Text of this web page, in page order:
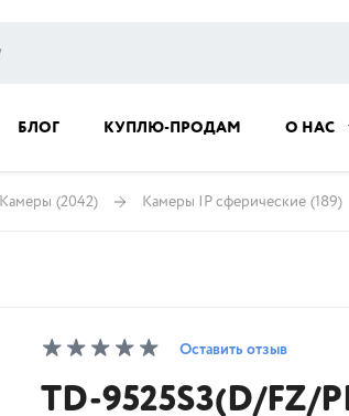
БЛОГ КУПЛЮ-ПРОДАМ О НАС
(2042) Камеры IP сферические (189)
Оставить отзыв
TD-9525S3(D/FZ/